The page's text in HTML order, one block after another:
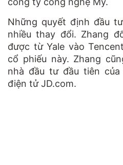
Những quyết định đầu
nhiều thay đổi. Zhang
được từ Yale vào
cổ phiếu này. Zhang
nhà đầu tư đầu tiên
điện tử JD.com.